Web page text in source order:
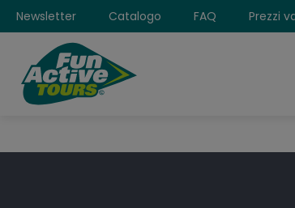
Newsletter Catalogo FAQ Prezzi